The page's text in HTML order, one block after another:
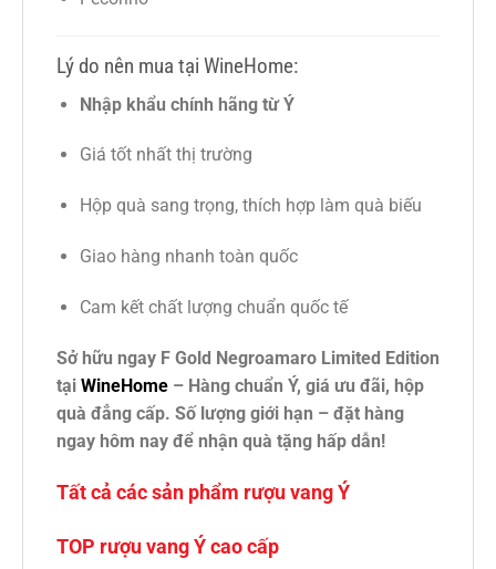
Lý do nên mua tại WineHome:
Nhập khẩu chính hãng từ Ý
Giá tốt nhất thị trường
Hộp quà sang trọng, thích hợp làm quà biếu
Giao hàng nhanh toàn quốc
Cam kết chất lượng chuẩn quốc tế
Sở hữu ngay F Gold Negroamaro Limited Edition
tại WineHome – Hàng chuẩn Ý, giá ưu đãi, hộp
quà đẳng cấp. Số lượng giới hạn – đặt hàng
ngay hôm nay để nhận quà tặng hấp dẫn!
Tất cả các sản phẩm rượu vang Ý
TOP rượu vang Ý cao cấp